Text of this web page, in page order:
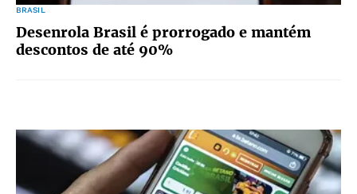
BRASIL
Desenrola Brasil é prorrogado e mantém
descontos de até 90%